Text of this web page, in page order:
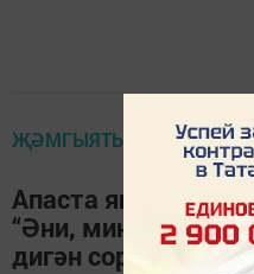
ҖӘМГЫЯТЬ ҺӘМ БЕЗ
Апаста яшәүче
“Әни, мин кайчан
дигән сорауны